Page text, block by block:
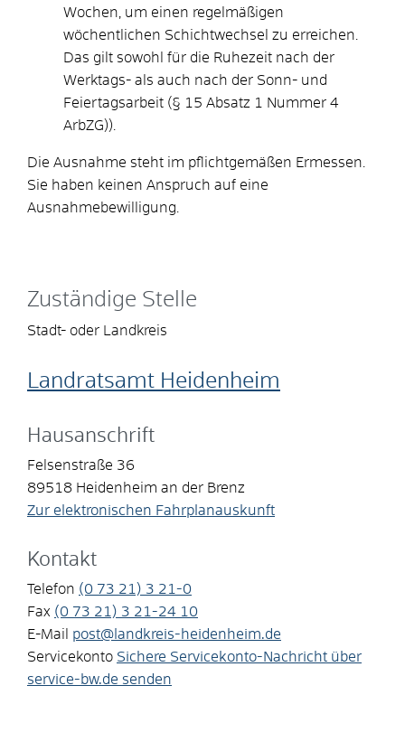
Wochen, um einen regelmäßigen
wöchentlichen Schichtwechsel zu erreichen.
Das gilt sowohl für die Ruhezeit nach der
Werktags- als auch nach der Sonn- und
Feiertagsarbeit (§ 15 Absatz 1 Nummer 4
ArbZG)).
Die Ausnahme steht im pflichtgemäßen Ermessen.
Sie haben keinen Anspruch auf eine
Ausnahmebewilligung.
Zuständige Stelle
Stadt- oder Landkreis
Landratsamt Heidenheim
Hausanschrift
Felsenstraße 36
89518 Heidenheim an der Brenz
Zur elektronischen Fahrplanauskunft
Kontakt
Telefon (0 73 21) 3 21-0
Fax (0 73 21) 3 21-24 10
E-Mail
post@landkreis-heidenheim.de
Servicekonto Sichere Servicekonto-Nachricht über
service-bw.de senden